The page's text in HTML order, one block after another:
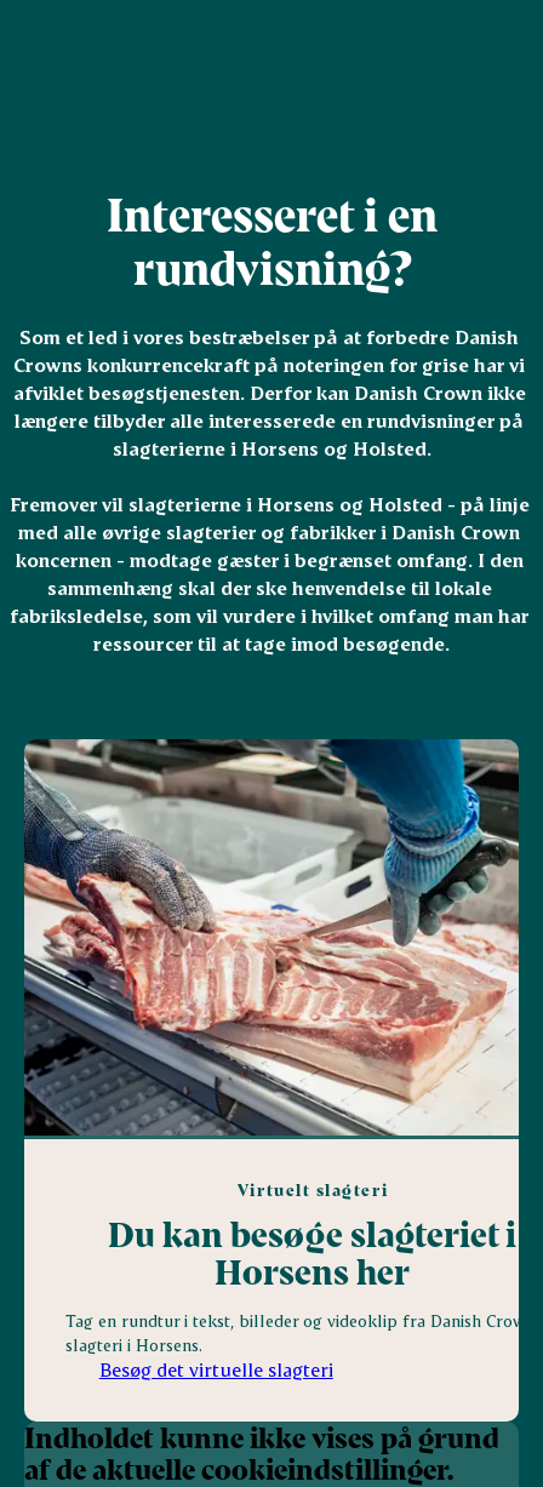
Interesseret i en
rundvisning?
Som et led i vores bestræbelser på at forbedre Danish
Crowns konkurrencekraft på noteringen for grise har vi
afviklet besøgstjenesten. Derfor kan Danish Crown ikke
længere tilbyder alle interesserede en rundvisninger på
slagterierne i Horsens og Holsted.
Fremover vil slagterierne i Horsens og Holsted - på linje
med alle øvrige slagterier og fabrikker i Danish Crown
koncernen - modtage gæster i begrænset omfang. I den
sammenhæng skal der ske henvendelse til lokale
fabriksledelse, som vil vurdere i hvilket omfang man har
ressourcer til at tage imod besøgende.
Virtuelt slagteri
Du kan besøge slagteriet i
Horsens her
Tag en rundtur i tekst, billeder og videoklip fra Danish Crowns
slagteri i Horsens.
Besøg det virtuelle slagteri
Indholdet kunne ikke vises på grund
af de aktuelle cookieindstillinger.